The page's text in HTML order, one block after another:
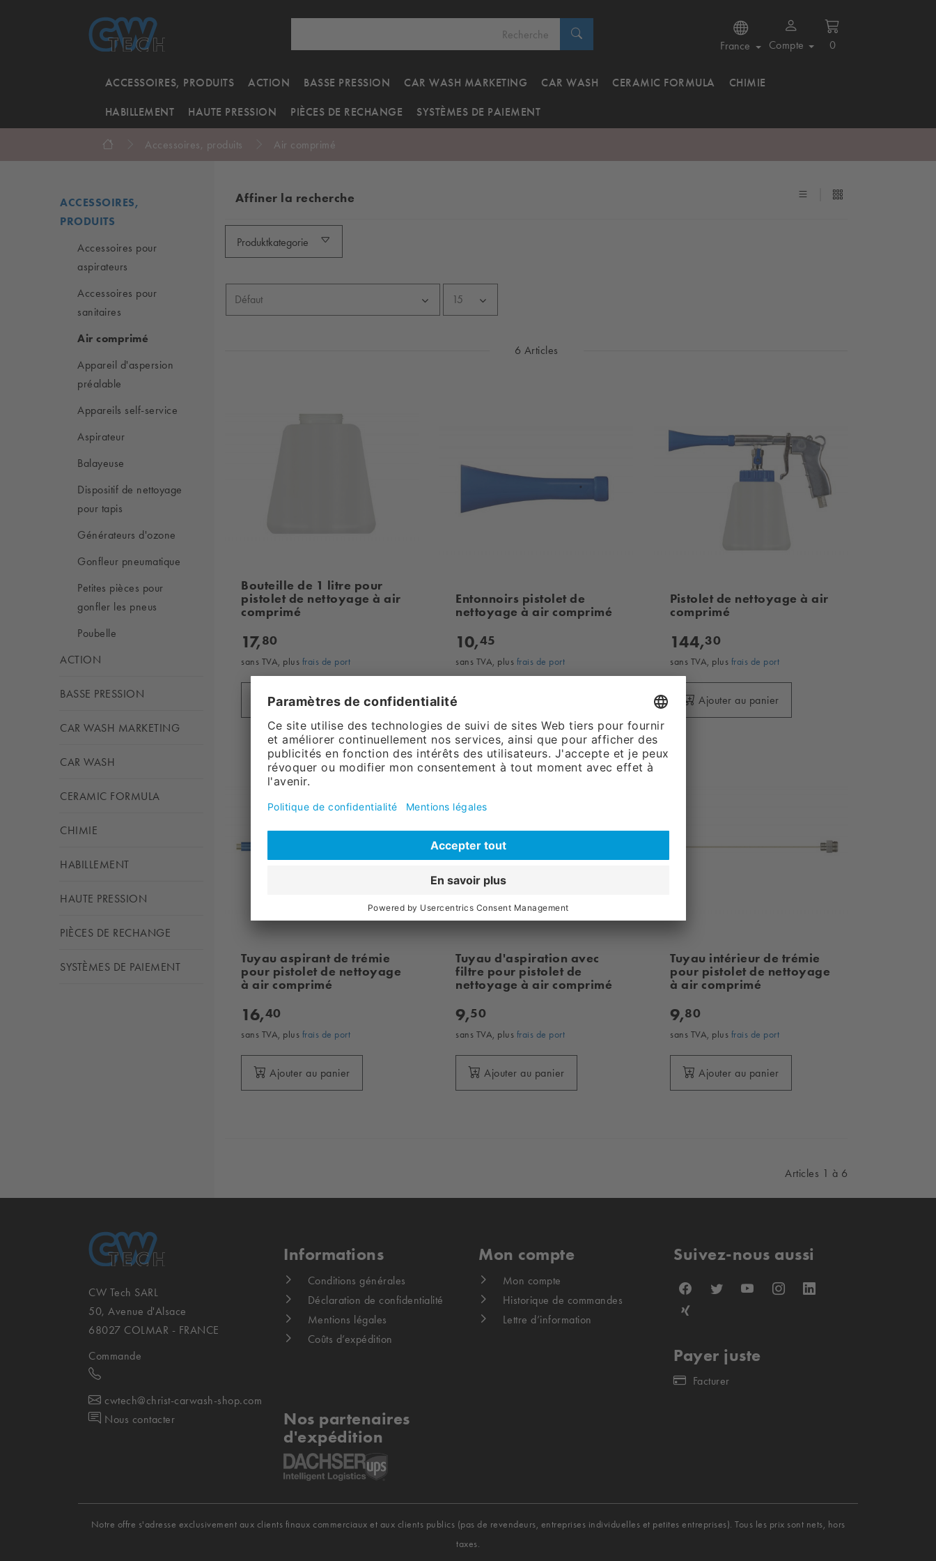
France Compte 0
ACCESSOIRES, PRODUITS ACTION BASSE PRESSION CAR WASH MARKETING CAR WASH CERAMIC FORMULA CHIMIE
HABILLEMENT HAUTE PRESSION PIÈCES DE RECHANGE SYSTÈMES DE PAIEMENT
Accessoires, produits Air comprimé
ACCESSOIRES,
PRODUITS
Accessoires pour
aspirateurs
Accessoires pour
sanitaires
Air comprimé
Appareil d'aspersion
préalable
Appareils self-service
Aspirateur
Balayeuse
Dispositif de nettoyage
pour tapis
Générateurs d'ozone
Gonfleur pneumatique
Petites pièces pour
gonfler les pneus
Poubelle
ACTION
BASSE PRESSION
CAR WASH MARKETING
CAR WASH
CERAMIC FORMULA
CHIMIE
HABILLEMENT
HAUTE PRESSION
PIÈCES DE RECHANGE
SYSTÈMES DE PAIEMENT
Affiner la recherche
Produktkategorie
6 Articles
Bouteille de 1 litre pour
pistolet de nettoyage à air
comprimé
17,80
sans TVA, plus frais de port
Ajouter au panier
Entonnoirs pistolet de
nettoyage à air comprimé
10,45
sans TVA, plus frais de port
Pistolet de nettoyage à air
comprimé
144,30
sans TVA, plus frais de port
Ajouter au panier
Tuyau aspirant de trémie
pour pistolet de nettoyage
à air comprimé
16,40
sans TVA, plus frais de port
Ajouter au panier
Tuyau d'aspiration avec
filtre pour pistolet de
nettoyage à air comprimé
9,50
sans TVA, plus frais de port
Ajouter au panier
Tuyau intérieur de trémie
pour pistolet de nettoyage
à air comprimé
9,80
sans TVA, plus frais de port
Ajouter au panier
Articles 1 à 6
CW Tech SARL
50, Avenue d'Alsace
68027 COLMAR - FRANCE
Commande
cwtech@christ-carwash-shop.com
Nous contacter
Informations
Conditions générales
Déclaration de confidentialité
Mentions légales
Coûts d’expédition
Mon compte
Mon compte
Historique de commandes
Lettre d’information
Suivez-nous aussi
Payer juste
Facturer
Nos partenaires
d'expédition
Notre offre s'adresse exclusivement aux clients finaux commerciaux et aux clients publics (pas de revendeurs, entreprises individuelles et petites entreprises). Tous les prix sont nets, hors
taxes.